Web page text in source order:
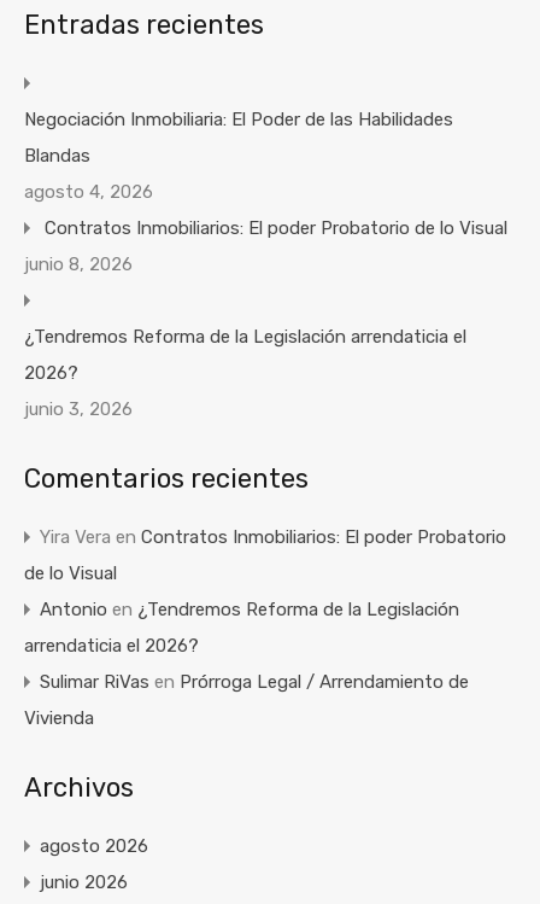
Entradas recientes
Negociación Inmobiliaria: El Poder de las Habilidades
Blandas
agosto 4, 2026
Contratos Inmobiliarios: El poder Probatorio de lo Visual
junio 8, 2026
¿Tendremos Reforma de la Legislación arrendaticia el
2026?
junio 3, 2026
Comentarios recientes
Yira Vera en Contratos Inmobiliarios: El poder Probatorio
de lo Visual
Antonio en ¿Tendremos Reforma de la Legislación
arrendaticia el 2026?
Sulimar RiVas en Prórroga Legal / Arrendamiento de
Vivienda
Archivos
agosto 2026
junio 2026